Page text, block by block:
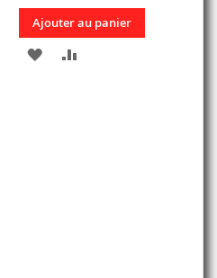
Ajouter au panier
AJOUTER